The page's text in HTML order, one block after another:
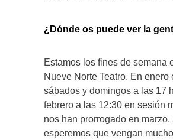
¿Dónde os puede ver la
Estamos los fines de semana
Nueve Norte Teatro. En enero
sábados y domingos a las 17
febrero a las 12:30 en sesión
nos han prorrogado en marzo,
esperemos que vengan